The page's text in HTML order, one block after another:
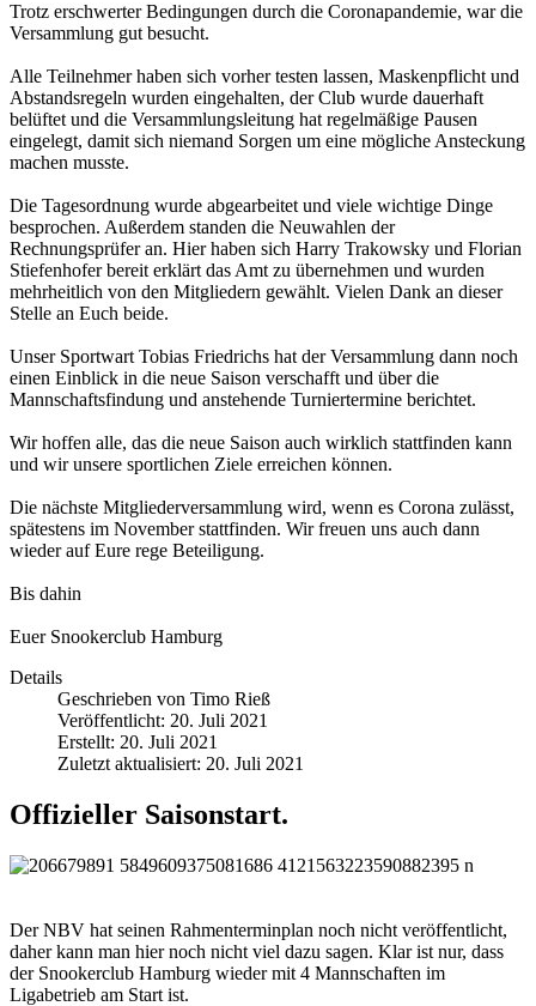
Trotz erschwerter Bedingungen durch die Coronapandemie, war die
Versammlung gut besucht.
Alle Teilnehmer haben sich vorher testen lassen, Maskenpflicht und
Abstandsregeln wurden eingehalten, der Club wurde dauerhaft
belüftet und die Versammlungsleitung hat regelmäßige Pausen
eingelegt, damit sich niemand Sorgen um eine mögliche Ansteckung
machen musste.
Die Tagesordnung wurde abgearbeitet und viele wichtige Dinge
besprochen. Außerdem standen die Neuwahlen der
Rechnungsprüfer an. Hier haben sich Harry Trakowsky und Florian
Stiefenhofer bereit erklärt das Amt zu übernehmen und wurden
mehrheitlich von den Mitgliedern gewählt. Vielen Dank an dieser
Stelle an Euch beide.
Unser Sportwart Tobias Friedrichs hat der Versammlung dann noch
einen Einblick in die neue Saison verschafft und über die
Mannschaftsfindung und anstehende Turniertermine berichtet.
Wir hoffen alle, das die neue Saison auch wirklich stattfinden kann
und wir unsere sportlichen Ziele erreichen können.
Die nächste Mitgliederversammlung wird, wenn es Corona zulässt,
spätestens im November stattfinden. Wir freuen uns auch dann
wieder auf Eure rege Beteiligung.
Bis dahin
Euer Snookerclub Hamburg
Details
Geschrieben von Timo Rieß
Veröffentlicht: 20. Juli 2021
Erstellt: 20. Juli 2021
Zuletzt aktualisiert: 20. Juli 2021
Offizieller Saisonstart.
Der NBV hat seinen Rahmenterminplan noch nicht veröffentlicht,
daher kann man hier noch nicht viel dazu sagen. Klar ist nur, dass
der Snookerclub Hamburg wieder mit 4 Mannschaften im
Ligabetrieb am Start ist.